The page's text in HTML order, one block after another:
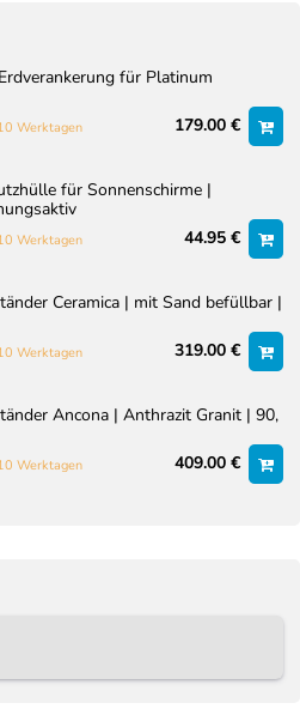
für Platinum
Werktagen 179.00 €
für Sonnenschirme |
Werktagen 44.95 €
Ceramica | mit Sand befüllbar |
Werktagen 319.00 €
Ancona | Anthrazit Granit | 90,
Werktagen 409.00 €